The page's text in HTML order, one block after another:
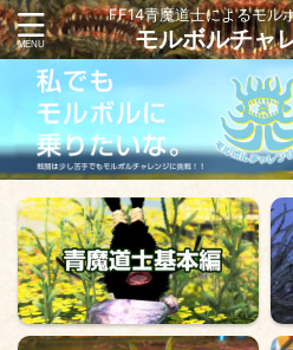
FF14青魔道士によるモル
モルボルチャ